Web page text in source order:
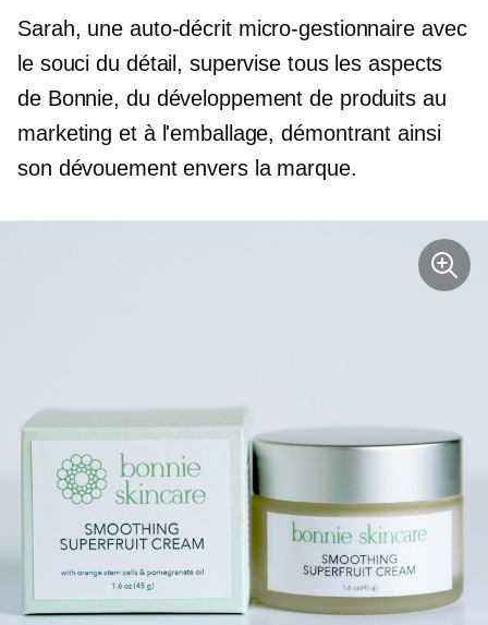
Sarah, une auto-décrit micro-gestionnaireavec
le souci du détail, supervise tous les aspects
de Bonnie, du développement de produits au
marketing et à l'emballage, démontrant ainsi
son dévouement envers la marque.